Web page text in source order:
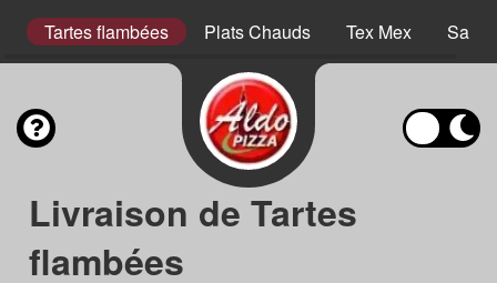
Tartes flambées Plats Chauds Tex Mex
Livraison de Tartes
flambées